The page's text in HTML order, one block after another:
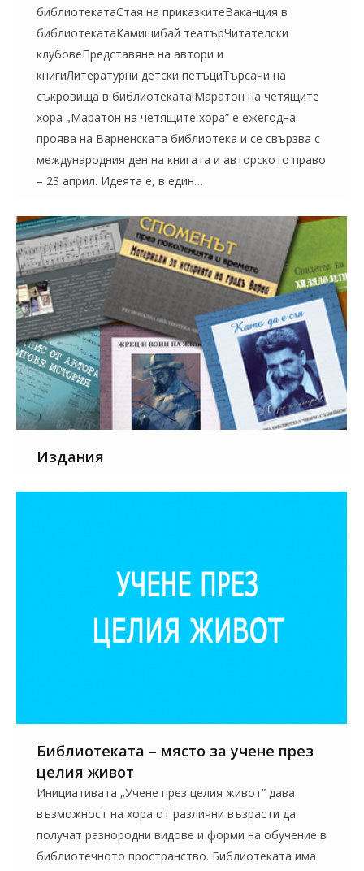
библиотекатаСтая на приказкитеВаканция в
библиотекатаКамишибай театърЧитателски
клубовеПредставяне на автори и
книгиЛитературни детски петъциТърсачи на
съкровища в библиотеката!Маратон на четящите
хора „Маратон на четящите хора” е ежегодна
проява на Варненската библиотека и се свързва с
международния ден на книгата и авторското право
– 23 април. Идеята е, в един…
Издания
Библиотеката – място за учене през
целия живот
Инициативата „Учене през целия живот” дава
възможност на хора от различни възрасти да
получат разнородни видове и форми на обучение в
библиотечното пространство. Библиотеката има